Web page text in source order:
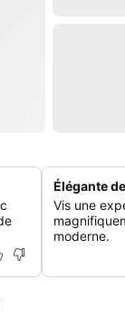
Élégante
Vis une
moderne.